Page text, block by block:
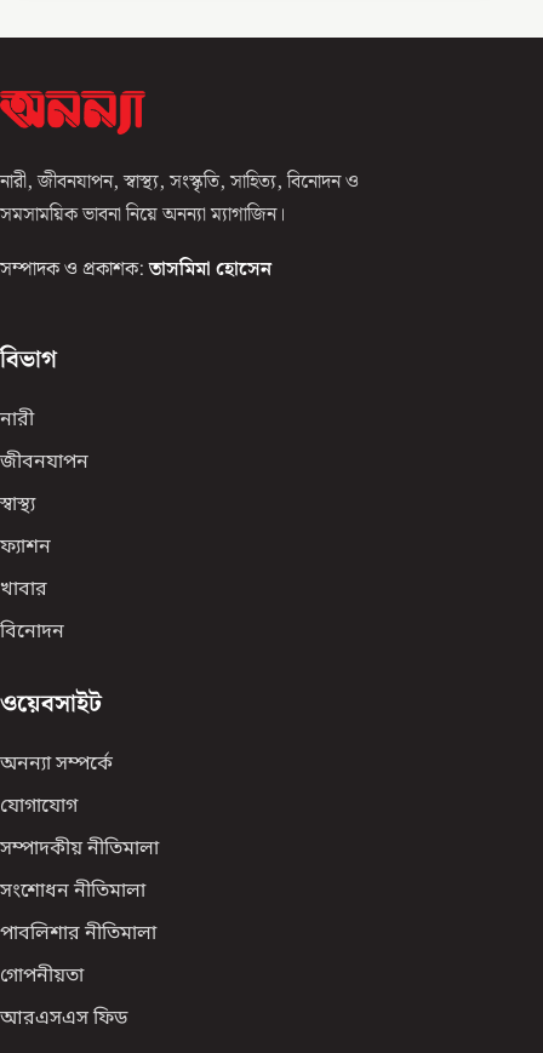
নারী, জীবনযাপন, স্বাস্থ্য, সংস্কৃতি, সাহিত্য, বিনোদন ও
সমসাময়িক ভাবনা নিয়ে অনন্যা ম্যাগাজিন।
সম্পাদক ও প্রকাশক: তাসমিমা হোসেন
বিভাগ
নারী
জীবনযাপন
স্বাস্থ্য
ফ্যাশন
খাবার
বিনোদন
ওয়েবসাইট
অনন্যা সম্পর্কে
যোগাযোগ
সম্পাদকীয় নীতিমালা
সংশোধন নীতিমালা
পাবলিশার নীতিমালা
গোপনীয়তা
আরএসএস ফিড